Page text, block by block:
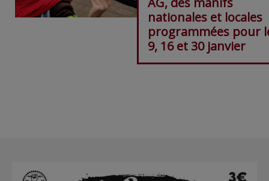
nationales et locales
programmées pour
9, 16 et 30 janvier